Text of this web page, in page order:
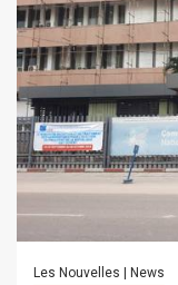
Les Nouvelles | News